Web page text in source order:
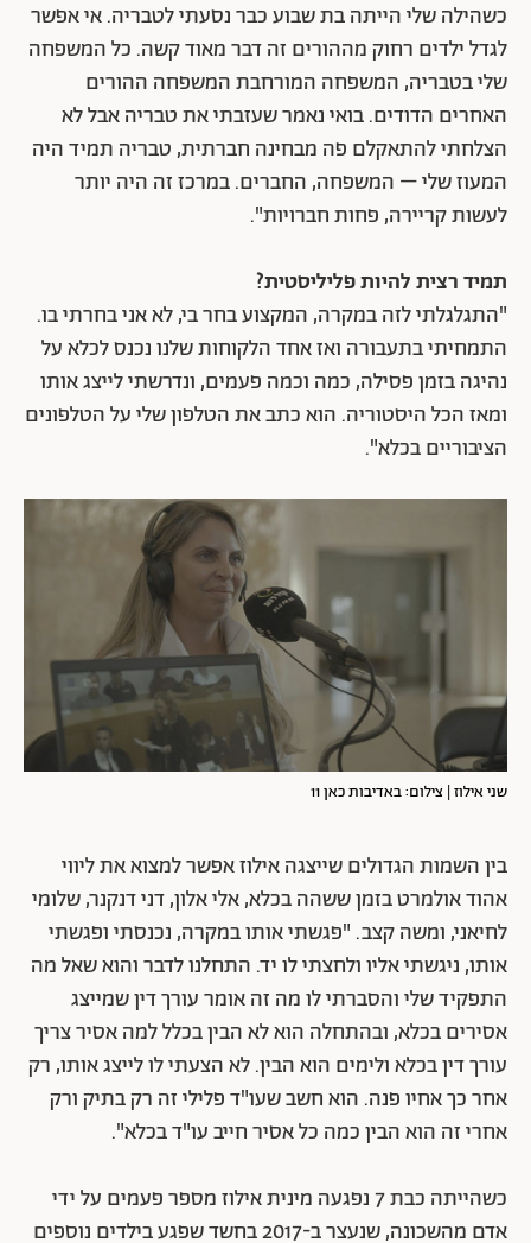
כשהילה שלי הייתה בת שבוע כבר נסעתי לטבריה. אי אפשר
לגדל ילדים רחוק מההורים זה דבר מאוד קשה. כל המשפחה
שלי בטבריה, המשפחה המורחבת המשפחה ההורים
האחרים הדודים. בואי נאמר שעזבתי את טבריה אבל לא
הצלחתי להתאקלם פה מבחינה חברתית, טבריה תמיד היה
המעוז שלי – המשפחה, החברים. במרכז זה היה יותר
לעשות קריירה, פחות חברויות".
תמיד רצית להיות פליליסטית?
"התגלגלתי לזה במקרה, המקצוע בחר בי, לא אני בחרתי בו.
התמחיתי בתעבורה ואז אחד הלקוחות שלנו נכנס לכלא על
נהיגה בזמן פסילה, כמה וכמה פעמים, ונדרשתי לייצג אותו
ומאז הכל היסטוריה. הוא כתב את הטלפון שלי על הטלפונים
הציבוריים בכלא".
שני אילוז | צילום: באדיבות כאן 11
בין השמות הגדולים שייצגה אילוז אפשר למצוא את ליווי
אהוד אולמרט בזמן ששהה בכלא, אלי אלון, דני דנקנר, שלומי
לחיאני, ומשה קצב. "פגשתי אותו במקרה, נכנסתי ופגשתי
אותו, ניגשתי אליו ולחצתי לו יד. התחלנו לדבר והוא שאל מה
התפקיד שלי והסברתי לו מה זה אומר עורך דין שמייצג
אסירים בכלא, ובהתחלה הוא לא הבין בכלל למה אסיר צריך
עורך דין בכלא ולימים הוא הבין. לא הצעתי לו לייצג אותו, רק
אחר כך אחיו פנה. הוא חשב שעו"ד פלילי זה רק בתיק ורק
אחרי זה הוא הבין כמה כל אסיר חייב עו"ד בכלא".
כשהייתה כבת 7 נפגעה מינית אילוז מספר פעמים על ידי
אדם מהשכונה, שנעצר ב-2017 בחשד שפגע בילדים נוספים